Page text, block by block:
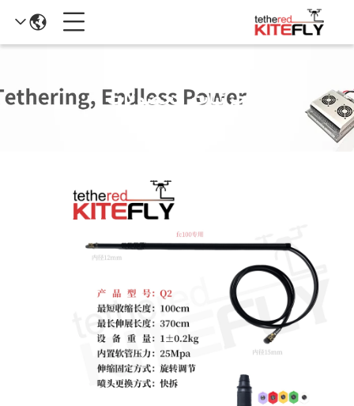
جزئیات محصولات